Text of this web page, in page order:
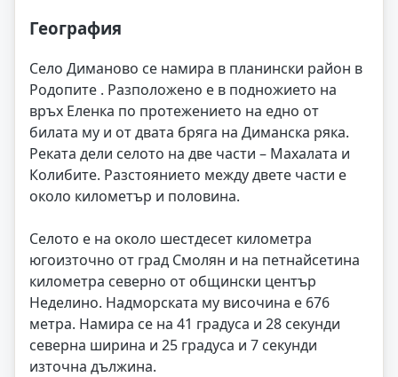
География
Село Диманово се намира в планински район в
Родопите . Разположено е в подножието на
връх Еленка по протежението на едно от
билата му и от двата бряга на Диманска ряка.
Реката дели селото на две части – Махалата и
Колибите. Разстоянието между двете части е
около километър и половина.
Селото е на около шестдесет километра
югоизточно от град Смолян и на петнайсетина
километра северно от общински център
Неделино. Надморската му височина е 676
метра. Намира се на 41 градуса и 28 секунди
северна ширина и 25 градуса и 7 секунди
източна дължина.